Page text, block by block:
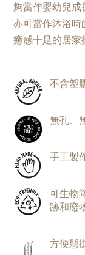
夠當作嬰幼兒成
亦可當作沐浴時
癒感十足的居家
不含塑
無孔、
手工製
可生物
跡和廢
方便懸